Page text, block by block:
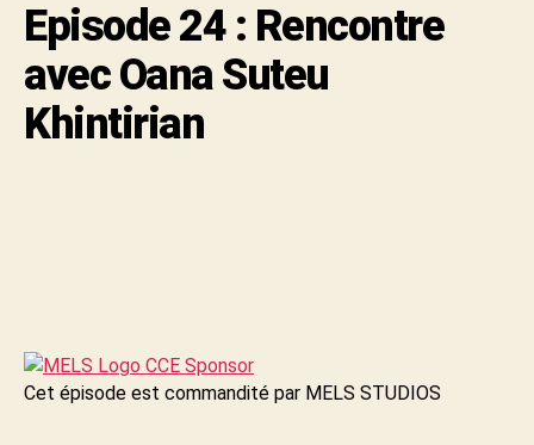
Episode 24 : Rencontre
avec Oana Suteu
Khintirian
Cet épisode est commandité par MELS STUDIOS